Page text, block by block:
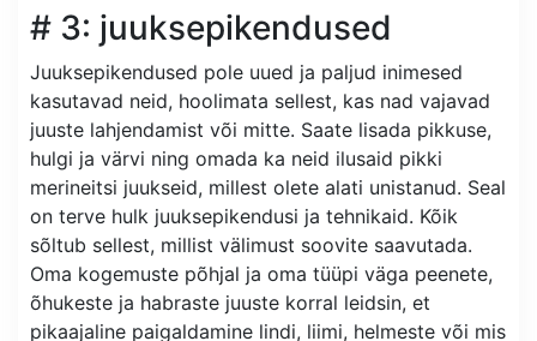
# 3: juuksepikendused
Juuksepikendused pole uued ja paljud inimesed
kasutavad neid, hoolimata sellest, kas nad vajavad
juuste lahjendamist või mitte. Saate lisada pikkuse,
hulgi ja värvi ning omada ka neid ilusaid pikki
merineitsi juukseid, millest olete alati unistanud. Seal
on terve hulk juuksepikendusi ja tehnikaid. Kõik
sõltub sellest, millist välimust soovite saavutada.
Oma kogemuste põhjal ja oma tüüpi väga peenete,
õhukeste ja habraste juuste korral leidsin, et
pikaajaline paigaldamine lindi, liimi, helmeste või mis